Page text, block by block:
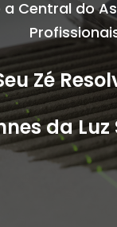
a Central do
Zé
da Luz